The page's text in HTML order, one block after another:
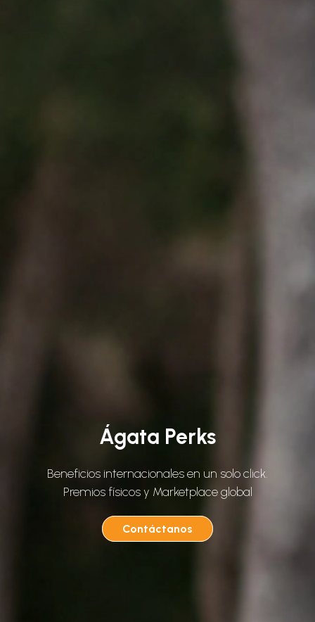
Ágata Perks
Beneficios internacionales en un solo click.
Premios físicos y Marketplace global
Contáctanos